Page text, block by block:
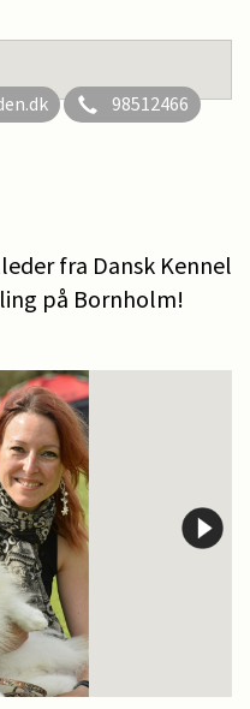
98512466
fra Dansk Kennel
på Bornholm!